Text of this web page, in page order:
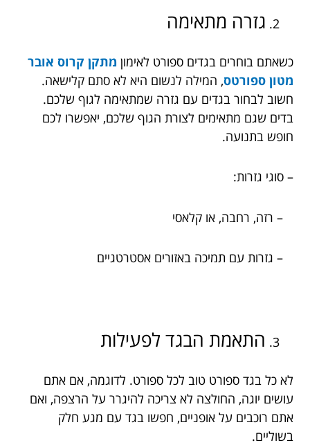
גזרה מתאימה
כשאתם בוחרים בגדים ספורט לאימון מתקן קרוס אובר
מטון ספורטס, המילה לנשום היא לא סתם קלישאה.
חשוב לבחור בגדים עם גזרה שמתאימה לגוף שלכם.
בדים שגם מתאימים לצורת הגוף שלכם, יאפשרו לכם
חופש בתנועה.
– סוגי גזרות:
– רזה, רחבה, או קלאסי
– גזרות עם תמיכה באזורים אסטרטגיים
התאמת הבגד לפעילות
לא כל בגד ספורט טוב לכל ספורט. לדוגמה, אם אתם
עושים יוגה, החולצה לא צריכה להיגרר על הרצפה, ואם
אתם רוכבים על אופניים, חפשו בגד עם מגע חלק
בשוליים.